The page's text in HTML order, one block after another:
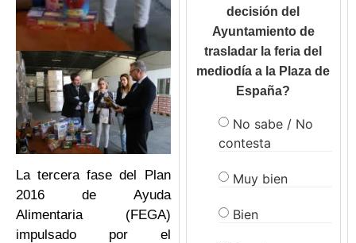
La tercera fase del Plan
2016 de Ayuda
Alimentaria (FEGA)
impulsado por el
decisión del
Ayuntamiento de
trasladar la feria del
mediodía a la Plaza de
España?
No sabe / No
contesta
Muy bien
Bien